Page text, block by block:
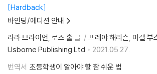
Hardback
바인딩/에디션 안내
라라 브라이언 로즈 홀 글 프레야 해리슨 미겔 부
Usborne Publishing Ltd
2021.05.27.
번역서 초등학생이 알아야 할 참 쉬운 법